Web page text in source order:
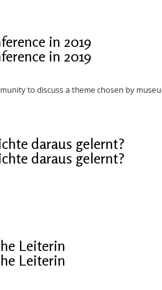
in 2019
in 2019
to discuss a theme chosen by
daraus gelernt?
daraus gelernt?
Leiterin
Leiterin